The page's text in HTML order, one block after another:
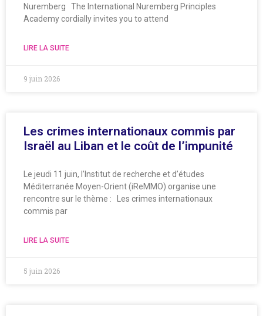
Nuremberg The International Nuremberg Principles
Academy cordially invites you to attend
LIRE LA SUITE
9 juin 2026
Les crimes internationaux commis par
Israël au Liban et le coût de l’impunité
Le jeudi 11 juin, l’Institut de recherche et d’études
Méditerranée Moyen-Orient (iReMMO) organise une
rencontre sur le thème : Les crimes internationaux
commis par
LIRE LA SUITE
5 juin 2026